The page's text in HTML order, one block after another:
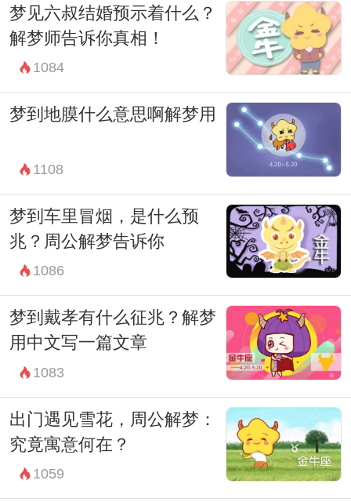
域，尽管科学无法完全解释梦境的意义，但
它却是人类内心世界的一面镜子。梦见老人
捞鱼可能意味着好运或者需要克服困难，无
论怎样解释，都是值得我们深入思考的。
梦见六叔结婚预示着什么？
解梦师告诉你真相！
1084
梦到地膜什么意思啊解梦用
1108
梦到车里冒烟，是什么预
兆？周公解梦告诉你
1086
梦到戴孝有什么征兆？解梦
用中文写一篇文章
1083
出门遇见雪花，周公解梦：
究竟寓意何在？
1059